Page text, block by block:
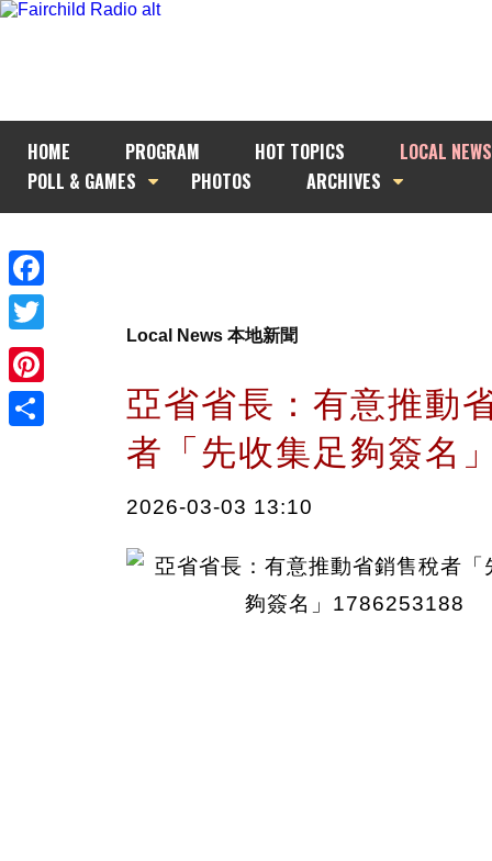
HOME PROGRAM HOT TOPICS
LOCAL NEWS
POLL & GAMES
PHOTOS ARCHIVES
Facebook
Twitter
Pinterest
Local News 本地新聞
亞省省長：有意推動
者「先收集足夠簽名
2026-03-03 13:10